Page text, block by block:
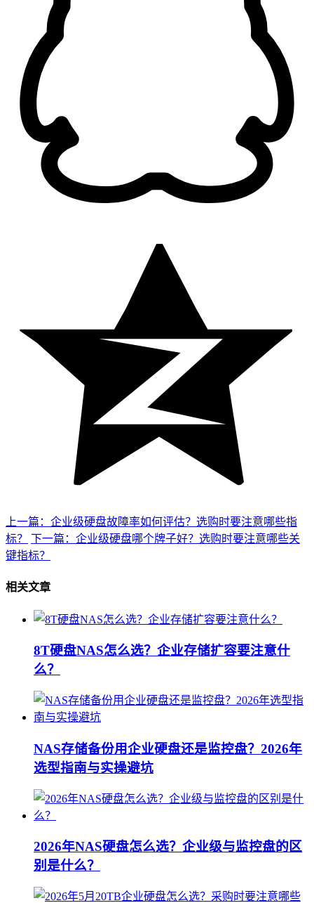
上一篇：企业级硬盘故障率如何评估？选购时要注意哪些指
标？
下一篇：企业级硬盘哪个牌子好？选购时要注意哪些关
键指标？
相关文章
8T硬盘NAS怎么选？企业存储扩容要注意什
么？
NAS存储备份用企业硬盘还是监控盘？2026年
选型指南与实操避坑
2026年NAS硬盘怎么选？企业级与监控盘的区
别是什么？